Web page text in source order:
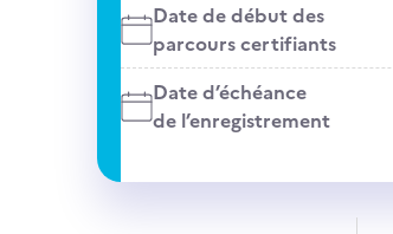
Date de début des
parcours certifiants
Date d’échéance
de l’enregistrement